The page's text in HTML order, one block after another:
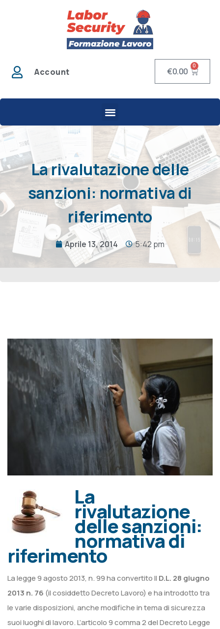
Account €0.00
0
La rivalutazione delle
sanzioni: normativa di
riferimento
Aprile 13, 2014 5:42 pm
La
rivalutazione
delle sanzioni:
normativa di
riferimento
La legge 9 agosto 2013, n. 99 ha convertito Il D.L. 28 giugno
2013 n. 76 (il cosiddetto Decreto Lavoro) e ha introdotto tra
le varie disposizioni, anche modifiche in tema di sicurezza
suoi luoghi di lavoro. L’articolo 9 comma 2 del Decreto Legge